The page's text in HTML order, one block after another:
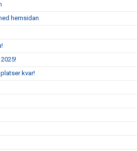
hemsidan
kvar!